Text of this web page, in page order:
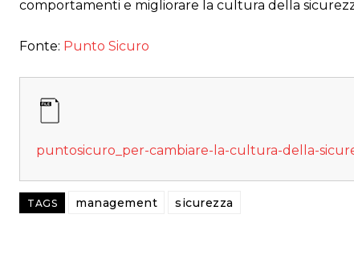
comportamenti e migliorare la cultura della
Fonte: Punto Sicuro
puntosicuro_per-cambiare-la-cultura-della-
TAGS management sicurezza